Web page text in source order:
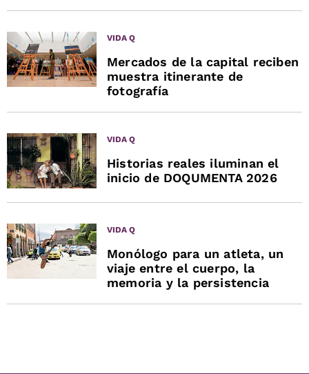
VIDA Q
Mercados de la capital reciben
muestra itinerante de
fotografía
VIDA Q
Historias reales iluminan el
inicio de DOQUMENTA 2026
VIDA Q
Monólogo para un atleta, un
viaje entre el cuerpo, la
memoria y la persistencia